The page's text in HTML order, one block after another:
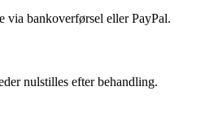
via bankoverførsel eller PayPal.
nulstilles efter behandling.